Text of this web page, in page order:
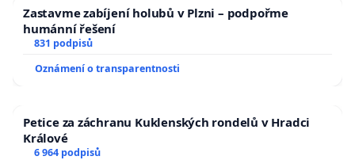
Zastavme zabíjení holubů v Plzni – podpořme
humánní řešení
831 podpisů
Oznámení o transparentnosti
Petice za záchranu Kuklenských rondelů v Hradci
Králové
6 964 podpisů